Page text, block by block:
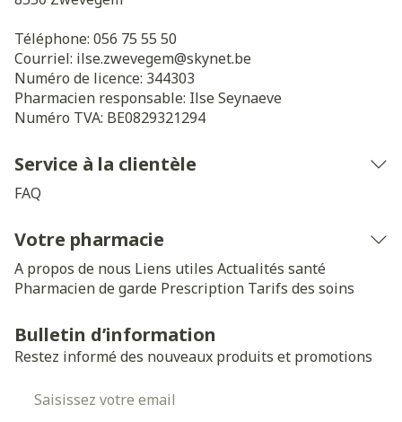
Téléphone: 056 75 55 50
Courriel: ilse.zwevegem@skynet.be
Numéro de licence: 344303
Pharmacien responsable: Ilse Seynaeve
Numéro TVA: BE0829321294
Service à la clientèle
FAQ
Votre pharmacie
A propos de nous Liens utiles Actualités santé
Pharmacien de garde Prescription Tarifs des soins
Bulletin d’information
Restez informé des nouveaux produits et promotions